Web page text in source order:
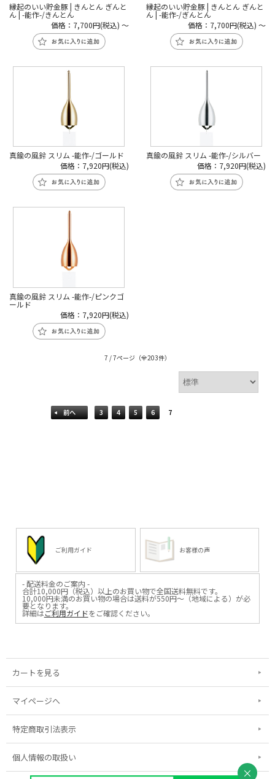
縁起のいい貯金豚 | きんとん ぎんと
ん | -能作-/きんとん
価格：7,700円(税込) ～
縁起のいい貯金豚 | きんとん ぎんと
ん | -能作-/ぎんとん
価格：7,700円(税込) ～
真鍮の風鈴 スリム -能作-/ゴールド
価格：7,920円(税込)
真鍮の風鈴 スリム -能作-/シルバー
価格：7,920円(税込)
真鍮の風鈴 スリム -能作-/ピンクゴ
ールド
価格：7,920円(税込)
7 / 7ページ （全203件）
前へ 3 4 5 6 7
ご利用ガイド お客様の声
- 配送料金のご案内 -
合計10,000円（税込）以上のお買い物で全国送料無料です。
10,000円未満のお買い物の場合は送料が550円～（地域による）が必
要となります。
詳細はご利用ガイドをご確認ください。
カートを見る
マイページへ
特定商取引法表示
個人情報の取扱い
×